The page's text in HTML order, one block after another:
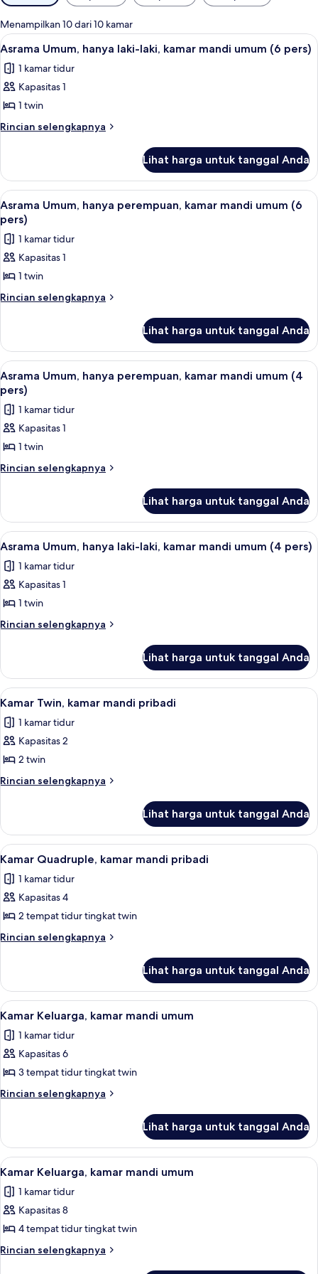
tersedia
untuk
kamar
Menampilkan 10 dari 10 kamar
Lihat
semua
foto
untuk
Asrama
Umum,
laki,
kamar
mandi
umum
(6
pers)
3
Asrama Umum, hanya laki-laki, kamar mandi umum (6 pers)
1 kamar tidur
Kapasitas 1
1 twin
Rincian selengkapnya
Rincian
Asrama
Umum,
hanya
laki-
laki,
kamar
mandi
(6
pers)
Lihat harga untuk tanggal Anda
Lihat
semua
foto
untuk
Asrama
Umum,
hanya
mandi
umum
(6
pers)
1
Asrama Umum, hanya perempuan, kamar mandi umum (6
pers)
1 kamar tidur
Kapasitas 1
1 twin
Rincian selengkapnya
Rincian
Asrama
Umum,
hanya
perempuan,
kamar
mandi
umum
pers)
Lihat harga untuk tanggal Anda
Lihat
semua
foto
untuk
Asrama
Umum,
hanya
mandi
umum
(4
pers)
2
Asrama Umum, hanya perempuan, kamar mandi umum (4
pers)
1 kamar tidur
Kapasitas 1
1 twin
Rincian selengkapnya
Rincian
Asrama
Umum,
hanya
kamar
mandi
(4
pers)
Lihat harga untuk tanggal Anda
Lihat
semua
foto
untuk
Asrama
Umum,
laki,
kamar
mandi
umum
(4
pers)
3
Asrama Umum, hanya laki-laki, kamar mandi umum (4 pers)
1 kamar tidur
Kapasitas 1
1 twin
Rincian selengkapnya
Rincian
Asrama
Umum,
hanya
laki,
kamar
umum
(4
pers)
Lihat harga untuk tanggal Anda
Lihat
semua
foto
untuk
Kamar
Twin,
pribadi
Kamar Twin, kamar mandi pribadi |
2
Kamar Twin, kamar mandi pribadi
1 kamar tidur
Kapasitas 2
2 twin
Rincian selengkapnya
Rincian
Kamar
Twin,
kamar
pribadi
Lihat harga untuk tanggal Anda
Lihat
semua
foto
untuk
Kamar
Quadruple,
pribadi
4
Kamar Quadruple, kamar mandi pribadi
1 kamar tidur
Kapasitas 4
2 tempat tidur tingkat twin
Rincian selengkapnya
Rincian
Kamar
Quadruple,
kamar
pribadi
Lihat harga untuk tanggal Anda
Lihat
semua
foto
untuk
Kamar
Keluarga,
umum
3
Kamar Keluarga, kamar mandi umum
1 kamar tidur
Kapasitas 6
3 tempat tidur tingkat twin
Rincian selengkapnya
Rincian
Kamar
Keluarga,
kamar
umum
Lihat harga untuk tanggal Anda
Lihat
semua
foto
untuk
Kamar
Keluarga,
3
Kamar Keluarga, kamar mandi umum
1 kamar tidur
Kapasitas 8
4 tempat tidur tingkat twin
Rincian selengkapnya
Rincian